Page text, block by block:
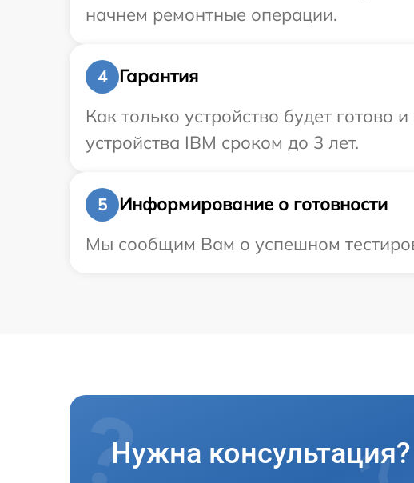
начнем ремонтные операции.
4
Гарантия
Как только устройство будет
устройства IBM сроком до 3 лет.
5
Информирование о готовности
Мы сообщим Вам о успешном
Нужна консультация?